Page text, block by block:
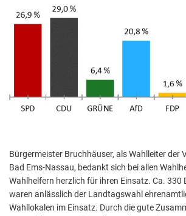
Bürgermeister Bruchhäuser, als Wahlleiter der
Bad Ems-Nassau, bedankt sich bei allen
Wahlhelfern herzlich für ihren Einsatz. Ca. 330
waren anlässlich der Landtagswahl
Wahllokalen im Einsatz. Durch die gute